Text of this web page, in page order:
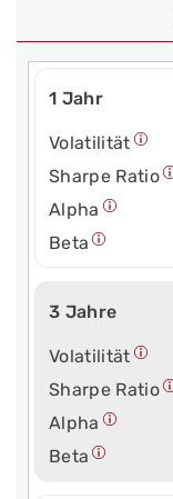
1 Jahr
Volatilität
Sharpe Ratio
Alpha
Beta
3 Jahre
Volatilität
Sharpe Ratio
Alpha
Beta